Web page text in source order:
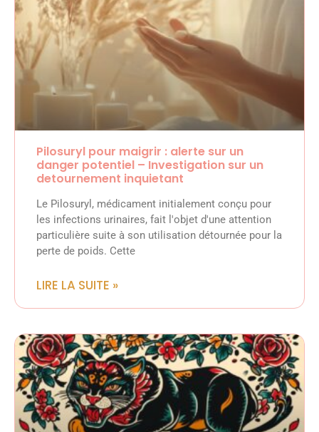
Pilosuryl pour maigrir : alerte sur un
danger potentiel – Investigation sur un
detournement inquietant
Le Pilosuryl, médicament initialement conçu pour
les infections urinaires, fait l'objet d'une attention
particulière suite à son utilisation détournée pour la
perte de poids. Cette
LIRE LA SUITE »